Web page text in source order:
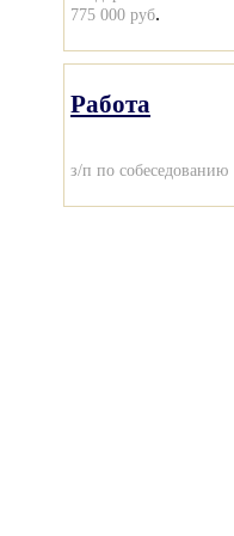
775 000 руб.
Работа
з/п по собеседованию